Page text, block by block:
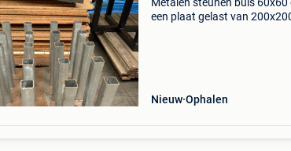
een plaat gelast van
Nieuw Ophalen